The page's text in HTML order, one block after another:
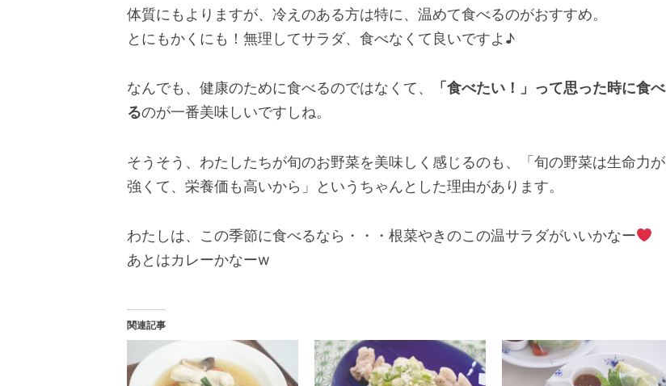
体質にもよりますが、冷えのある方は特に、温めて食べるのがおすすめ。
とにもかくにも！無理してサラダ、食べなくて良いですよ♪
なんでも、健康のために食べるのではなくて、
「食べたい！」って思った時に食べ
るのが一番美味しいですしね。
そうそう、わたしたちが旬のお野菜を美味しく感じるのも、「旬の野菜は生命力が
強くて、栄養価も高いから」というちゃんとした理由があります。
わたしは、この季節に食べるなら・・・根菜やきのこの温サラダがいいかなー
あとはカレーかなーw
関連記事